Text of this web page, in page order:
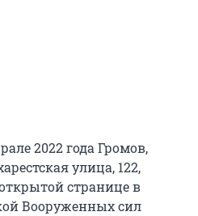
2022 года Громов,
улица, 122,
странице в
Вооруженных сил